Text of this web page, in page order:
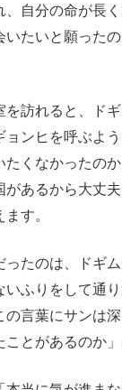
自分の命が長
たいと願ったの
訪れると、ドギ
ンヒを呼ぶよう
たくなかったの
があるから大丈
す。
ったのは、ドギ
いふりをして通
の言葉にサンは
とがあるのか」